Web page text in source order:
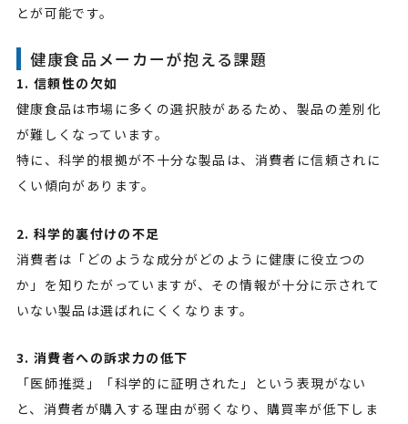
とが可能です。
健康食品メーカーが抱える課題
1. 信頼性の欠如
健康食品は市場に多くの選択肢があるため、製品の差別化
が難しくなっています。
特に、科学的根拠が不十分な製品は、消費者に信頼されに
くい傾向があります。
2. 科学的裏付けの不足
消費者は「どのような成分がどのように健康に役立つの
か」を知りたがっていますが、その情報が十分に示されて
いない製品は選ばれにくくなります。
3. 消費者への訴求力の低下
「医師推奨」「科学的に証明された」という表現がない
と、消費者が購入する理由が弱くなり、購買率が低下しま